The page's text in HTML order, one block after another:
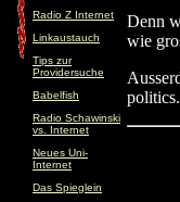
Radio Z Internet
Linkaustauch
Tips zur
Providersuche
Babelfish
Radio Schawinski
vs. Internet
Neues Uni-
Internet
Das Spieglein
Denn
wie